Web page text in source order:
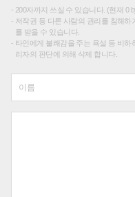
200자까지 쓰실 수 있습니다. (현재 0
저작권 등 다른 사람의 권리를 침해
를 받을 수 있습니다.
타인에게 불쾌감을 주는 욕설 등 비
리자의 판단에 의해 삭제 합니다.